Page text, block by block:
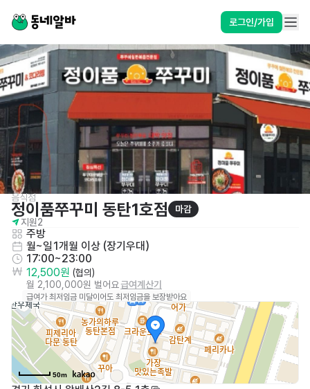
로그인/가입
음식점
정이품쭈꾸미 동탄1호점
마감
지원2
주방
월~일1개월 이상 (장기우대)
17:00~23:00
12,500원 (협의)
월 2,100,000원 벌어요급여계산기
급여가 최저임금 미달이어도 최저임금을 보장받아요
50m